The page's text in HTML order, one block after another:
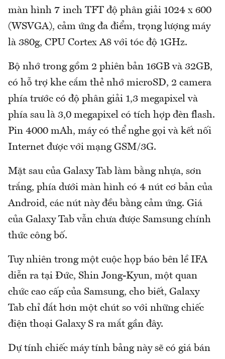
màn hình 7 inch TFT độ phân giải 1024 x 600
(WSVGA), cảm ứng đa điểm, trọng lượng máy
là 380g, CPU Cortex A8 với tóc độ 1GHz.
Bộ nhớ trong gồm 2 phiên bản 16GB và 32GB,
có hỗ trợ khe cắm thẻ nhớ microSD, 2 camera
phía trước có độ phân giải 1,3 megapixel và
phía sau là 3,0 megapixel có tích hợp đèn flash.
Pin 4000 mAh, máy có thể nghe gọi và kết nối
Internet được với mạng GSM/3G.
Mặt sau của Galaxy Tab làm bằng nhựa, sơn
trắng, phía dưới màn hình có 4 nút cơ bản của
Android, các nút này đều bằng cảm ứng. Giá
của Galaxy Tab vẫn chưa được Samsung chính
thức công bố.
Tuy nhiên trong một cuộc họp báo bên lề IFA
diễn ra tại Đức, Shin Jong-Kyun, một quan
chức cao cấp của Samsung, cho biết, Galaxy
Tab chỉ đắt hơn một chút so với những chiếc
điện thoại Galaxy S ra mắt gần đây.
Dự tính chiếc máy tính bảng này sẽ có giá bán